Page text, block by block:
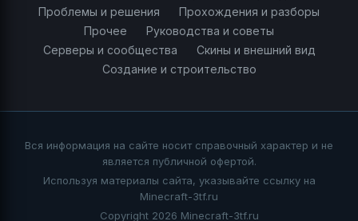
Проблемы и решения
Прохождения и разборы
Прочее
Руководства и советы
Серверы и сообщества
Скины и внешний вид
Создание и строительство
Вся информация на сайте носит справочный характер и не
является публичной офертой.
Используя материалы сайта, указывайте ссылку на
Minecraft-3tf.ru
Copyright 2026 Minecraft-3tf.ru